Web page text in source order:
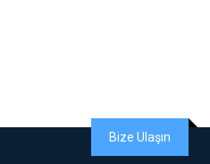
Bize Ulaşın